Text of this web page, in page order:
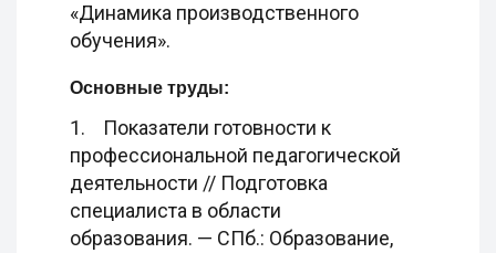
«Динамика производственного
обучения».
Основные труды:
1. Показатели готовности к
профессиональной педагогической
деятельности // Подготовка
специалиста в области
образования. — СПб.: Образование,